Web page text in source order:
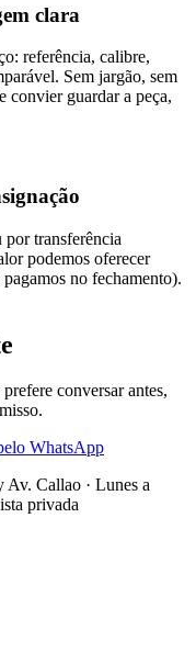
clara
referência, calibre,
Sem jargão, sem
convier guardar a peça,
por transferência
podemos oferecer
no fechamento).
conversar antes,
WhatsApp
Av. Callao · Lunes a
privada